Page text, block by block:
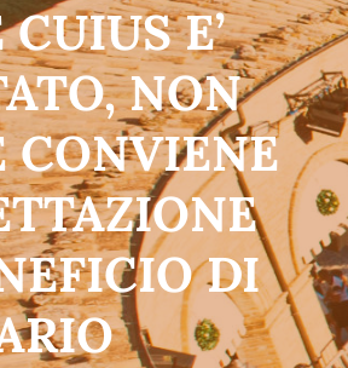
E’
NON
CONVIENE
DI